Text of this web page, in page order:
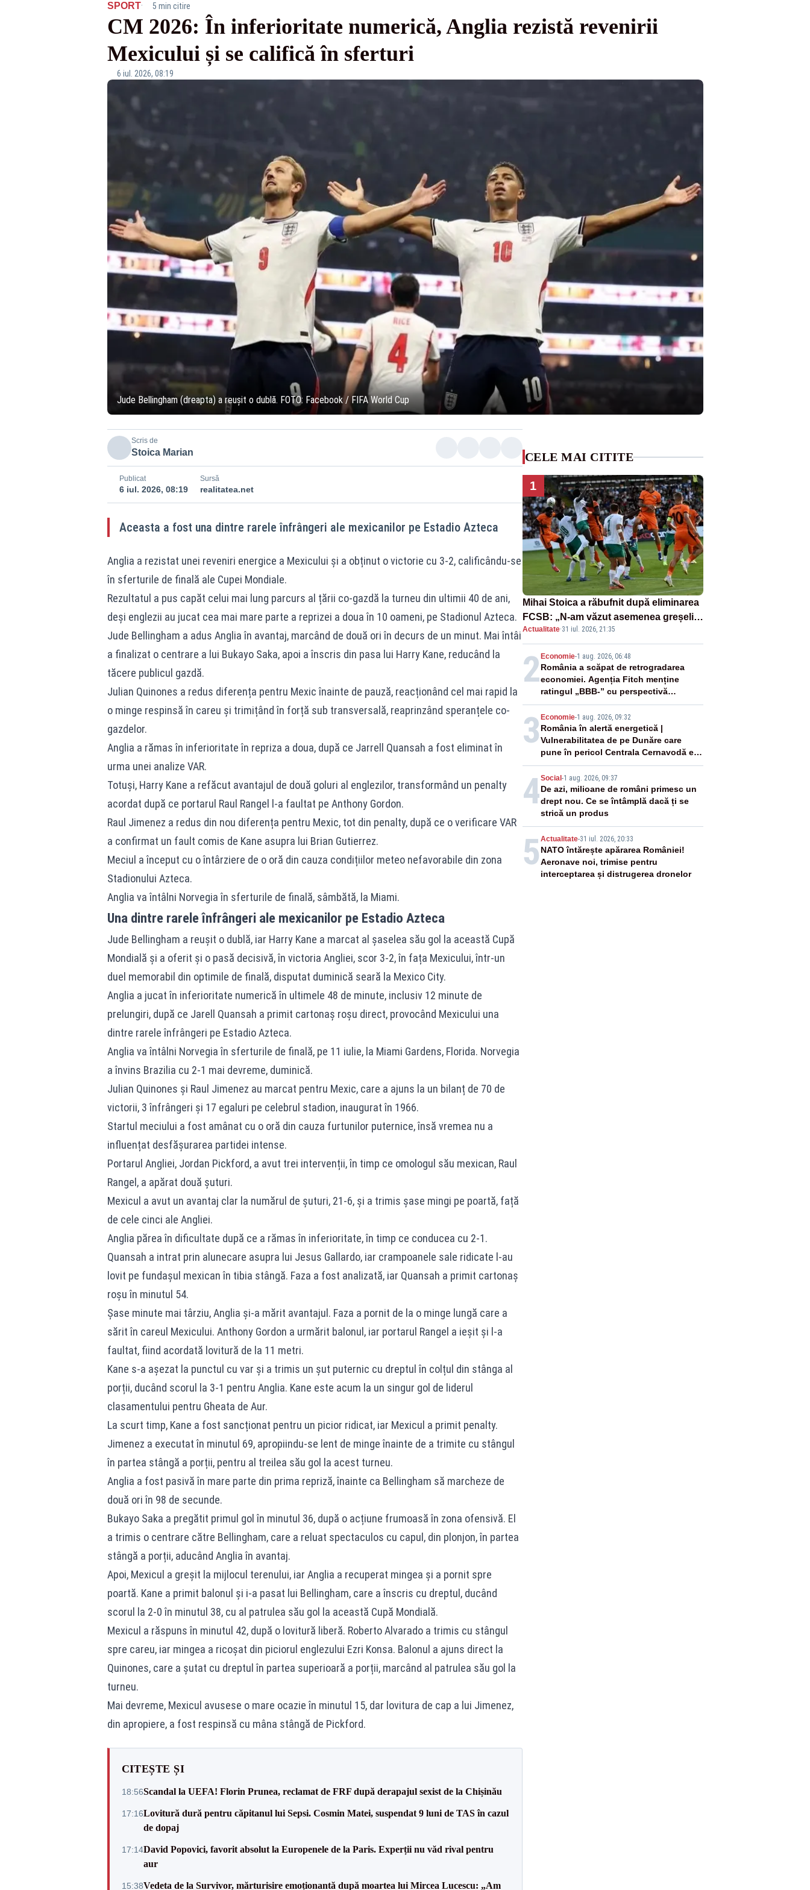
SPORT· 5 min citire
CM 2026: În inferioritate numerică, Anglia rezistă revenirii
Mexicului și se califică în sferturi
6 iul. 2026, 08:19
Jude Bellingham (dreapta) a reușit o dublă. FOTO: Facebook / FIFA World Cup
Scris de
Stoica Marian
Publicat
6 iul. 2026, 08:19
Sursă
realitatea.net
Aceasta a fost una dintre rarele înfrângeri ale mexicanilor pe Estadio Azteca
Anglia a rezistat unei reveniri energice a Mexicului și a obținut o victorie cu 3-2, calificându-se
în sferturile de finală ale Cupei Mondiale.
Rezultatul a pus capăt celui mai lung parcurs al țării co-gazdă la turneu din ultimii 40 de ani,
deși englezii au jucat cea mai mare parte a reprizei a doua în 10 oameni, pe Stadionul Azteca.
Jude Bellingham a adus Anglia în avantaj, marcând de două ori în decurs de un minut. Mai întâi
a finalizat o centrare a lui Bukayo Saka, apoi a înscris din pasa lui Harry Kane, reducând la
tăcere publicul gazdă.
Julian Quinones a redus diferența pentru Mexic înainte de pauză, reacționând cel mai rapid la
o minge respinsă în careu și trimițând în forță sub transversală, reaprinzând speranțele co-
gazdelor.
Anglia a rămas în inferioritate în repriza a doua, după ce Jarrell Quansah a fost eliminat în
urma unei analize VAR.
Totuși, Harry Kane a refăcut avantajul de două goluri al englezilor, transformând un penalty
acordat după ce portarul Raul Rangel l-a faultat pe Anthony Gordon.
Raul Jimenez a redus din nou diferența pentru Mexic, tot din penalty, după ce o verificare VAR
a confirmat un fault comis de Kane asupra lui Brian Gutierrez.
Meciul a început cu o întârziere de o oră din cauza condițiilor meteo nefavorabile din zona
Stadionului Azteca.
Anglia va întâlni Norvegiaîn sferturile de finală, sâmbătă, la Miami.
Una dintre rarele înfrângeri ale mexicanilor pe Estadio Azteca
Jude Bellingham a reușit o dublă, iar Harry Kane a marcat al șaselea său gol la această Cupă
Mondială și a oferit și o pasă decisivă, în victoria Angliei, scor 3-2, în fața Mexicului, într-un
duel memorabil din optimile de finală, disputat duminică seară la Mexico City.
Anglia a jucat în inferioritate numerică în ultimele 48 de minute, inclusiv 12 minute de
prelungiri, după ce Jarell Quansah a primit cartonaș roșu direct, provocând Mexicului una
dintre rarele înfrângeri pe Estadio Azteca.
Anglia va întâlni Norvegia în sferturile de finală, pe 11 iulie, la Miami Gardens, Florida. Norvegia
a învins Brazilia cu 2-1 mai devreme, duminică.
Julian Quinones și Raul Jimenez au marcat pentru Mexic, care a ajuns la un bilanț de 70 de
victorii, 3 înfrângeri și 17 egaluri pe celebrul stadion, inaugurat în 1966.
Startul meciului a fost amânat cu o oră din cauza furtunilor puternice, însă vremea nu a
influențat desfășurarea partidei intense.
Portarul Angliei, Jordan Pickford, a avut trei intervenții, în timp ce omologul său mexican, Raul
Rangel, a apărat două șuturi.
Mexicul a avut un avantaj clar la numărul de șuturi, 21-6, și a trimis șase mingi pe poartă, față
de cele cinci ale Angliei.
Anglia părea în dificultate după ce a rămas în inferioritate, în timp ce conducea cu 2-1.
Quansah a intrat prin alunecare asupra lui Jesus Gallardo, iar crampoanele sale ridicate l-au
lovit pe fundașul mexican în tibia stângă. Faza a fost analizată, iar Quansah a primit cartonaș
roșu în minutul 54.
Șase minute mai târziu, Anglia și-a mărit avantajul. Faza a pornit de la o minge lungă care a
sărit în careul Mexicului. Anthony Gordon a urmărit balonul, iar portarul Rangel a ieșit și l-a
faultat, fiind acordată lovitură de la 11 metri.
Kane s-a așezat la punctul cu var și a trimis un șut puternic cu dreptul în colțul din stânga al
porții, ducând scorul la 3-1 pentru Anglia. Kane este acum la un singur gol de liderul
clasamentului pentru Gheata de Aur.
La scurt timp, Kane a fost sancționat pentru un picior ridicat, iar Mexicul a primit penalty.
Jimenez a executat în minutul 69, apropiindu-se lent de minge înainte de a trimite cu stângul
în partea stângă a porții, pentru al treilea său gol la acest turneu.
Anglia a fost pasivă în mare parte din prima repriză, înainte ca Bellingham să marcheze de
două ori în 98 de secunde.
Bukayo Saka a pregătit primul gol în minutul 36, după o acțiune frumoasă în zona ofensivă. El
a trimis o centrare către Bellingham, care a reluat spectaculos cu capul, din plonjon, în partea
stângă a porții, aducând Anglia în avantaj.
Apoi, Mexicul a greșit la mijlocul terenului, iar Anglia a recuperat mingea și a pornit spre
poartă. Kane a primit balonul și i-a pasat lui Bellingham, care a înscris cu dreptul, ducând
scorul la 2-0 în minutul 38, cu al patrulea său gol la această Cupă Mondială.
Mexicul a răspuns în minutul 42, după o lovitură liberă. Roberto Alvarado a trimis cu stângul
spre careu, iar mingea a ricoșat din piciorul englezului Ezri Konsa. Balonul a ajuns direct la
Quinones, care a șutat cu dreptul în partea superioară a porții, marcând al patrulea său gol la
turneu.
Mai devreme, Mexicul avusese o mare ocazie în minutul 15, dar lovitura de cap a lui Jimenez,
din apropiere, a fost respinsă cu mâna stângă de Pickford.
CITEȘTE ȘI
18:56Scandal la UEFA! Florin Prunea, reclamat de FRF după derapajul sexist de la Chișinău
17:16Lovitură dură pentru căpitanul lui Sepsi. Cosmin Matei, suspendat 9 luni de TAS în cazul
de dopaj
17:14David Popovici, favorit absolut la Europenele de la Paris. Experții nu văd rival pentru
aur
15:38Vedeta de la Survivor, mărturisire emoționantă după moartea lui Mircea Lucescu: „Am
CELE MAI CITITE
1
Mihai Stoica a răbufnit după eliminarea
FCSB: „N-am văzut asemenea greșeli
în 190 de meciuri europene”
Actualitate·31 iul. 2026, 21:35
2 Economie-1 aug. 2026, 06:48
România a scăpat de retrogradarea
economiei. Agenția Fitch menține
ratingul „BBB-” cu perspectivă
negativă
3 Economie-1 aug. 2026, 09:32
România în alertă energetică |
Vulnerabilitatea de pe Dunăre care
pune în pericol Centrala Cernavodă era
cunoscută de pe vremea lui Ceaușescu
4Social -1 aug. 2026, 09:37
De azi, milioane de români primesc un
drept nou. Ce se întâmplă dacă ți se
strică un produs
5 Actualitate-31 iul. 2026, 20:33
NATO întărește apărarea României!
Aeronave noi, trimise pentru
interceptarea și distrugerea dronelor